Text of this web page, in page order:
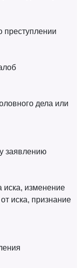
преступлении
дела или
заявлению
иска, изменение
иска, признание